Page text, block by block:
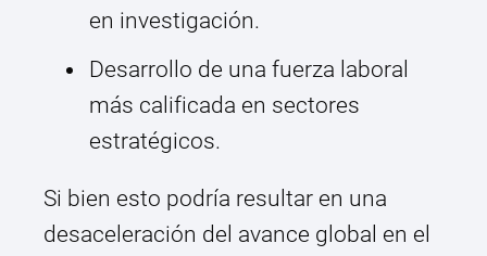
en investigación.
Desarrollo de una fuerza laboral
más calificada en sectores
estratégicos.
Si bien esto podría resultar en una
desaceleración del avance global en el